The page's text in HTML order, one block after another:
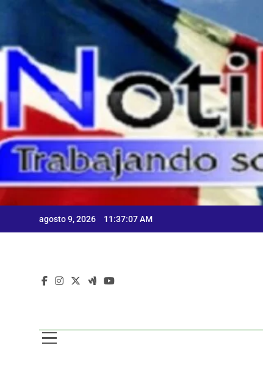
agosto 9, 2026 11:37:08 AM